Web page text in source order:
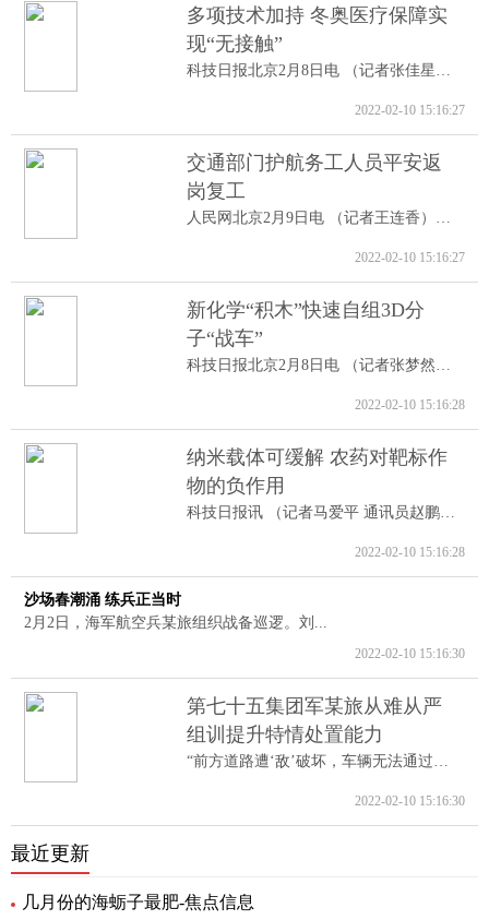
多项技术加持 冬奥医疗保障实
现“无接触”
科技日报北京2月8日电 （记者张佳星）记...
2022-02-10 15:16:27
交通部门护航务工人员平安返
岗复工
人民网北京2月9日电 （记者王连香）记者...
2022-02-10 15:16:27
新化学“积木”快速自组3D分
子“战车”
科技日报北京2月8日电 （记者张梦然）据...
2022-02-10 15:16:28
纳米载体可缓解 农药对靶标作
物的负作用
科技日报讯 （记者马爱平 通讯员赵鹏跃...
2022-02-10 15:16:28
沙场春潮涌 练兵正当时
2月2日，海军航空兵某旅组织战备巡逻。刘...
2022-02-10 15:16:30
第七十五集团军某旅从难从严
组训提升特情处置能力
“前方道路遭‘敌’破坏，车辆无法通过。...
2022-02-10 15:16:30
最近更新
几月份的海蛎子最肥-焦点信息